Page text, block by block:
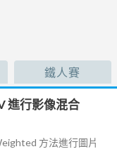
鐵人賽
進行影像混合
方法進行圖片